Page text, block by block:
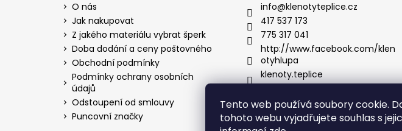
Tento web používá soubory cookie.
tohoto webu vyjadřujete souhlas s
O nás
Jak nakupovat
Z jakého materiálu vybrat šperk
Doba dodání a ceny poštovného
Obchodní podmínky
Podmínky ochrany osobních
údajů
Odstoupení od smlouvy
Puncovní značky
info@klenotyteplice.cz
417 537 173
775 317 041
http://www.facebook.com/klen
otyhlupa
klenoty.teplice